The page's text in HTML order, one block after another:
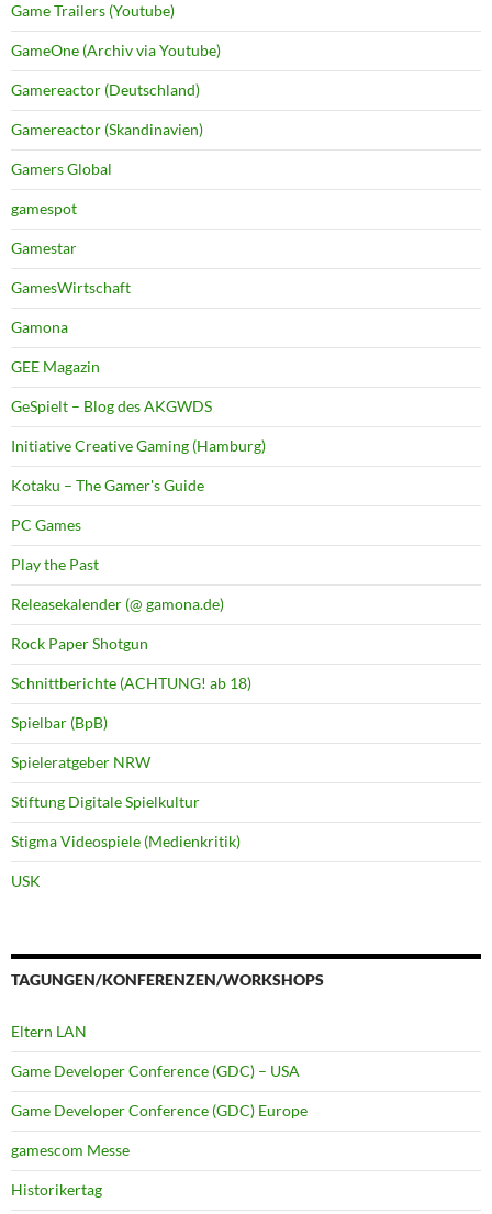
Game Trailers (Youtube)
GameOne (Archiv via Youtube)
Gamereactor (Deutschland)
Gamereactor (Skandinavien)
Gamers Global
gamespot
Gamestar
GamesWirtschaft
Gamona
GEE Magazin
GeSpielt – Blog des AKGWDS
Initiative Creative Gaming (Hamburg)
Kotaku – The Gamer's Guide
PC Games
Play the Past
Releasekalender (@ gamona.de)
Rock Paper Shotgun
Schnittberichte (ACHTUNG! ab 18)
Spielbar (BpB)
Spieleratgeber NRW
Stiftung Digitale Spielkultur
Stigma Videospiele (Medienkritik)
USK
TAGUNGEN/KONFERENZEN/WORKSHOPS
Eltern LAN
Game Developer Conference (GDC) – USA
Game Developer Conference (GDC) Europe
gamescom Messe
Historikertag